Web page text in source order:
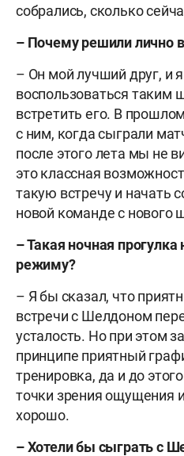
собрались, сколько
– Почему решили лично
– Он мой лучший друг, и
воспользоваться
встретить его. В
с ним, когда сыграли
после этого лета мы не
это классная
такую встречу и начать
новой команде с нового
– Такая ночная
режиму?
– Я бы сказал, что
встречи с Шелдоном
усталость. Но при этом
принципе приятный
тренировка, да и до
точки зрения ощущения
хорошо.
– Хотели бы сыграть с